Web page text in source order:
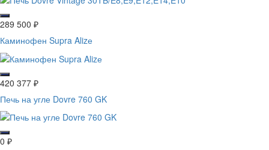
289 500 ₽
Каминофен Supra Alizе
420 377 ₽
Печь на угле Dovre 760 GK
0 ₽